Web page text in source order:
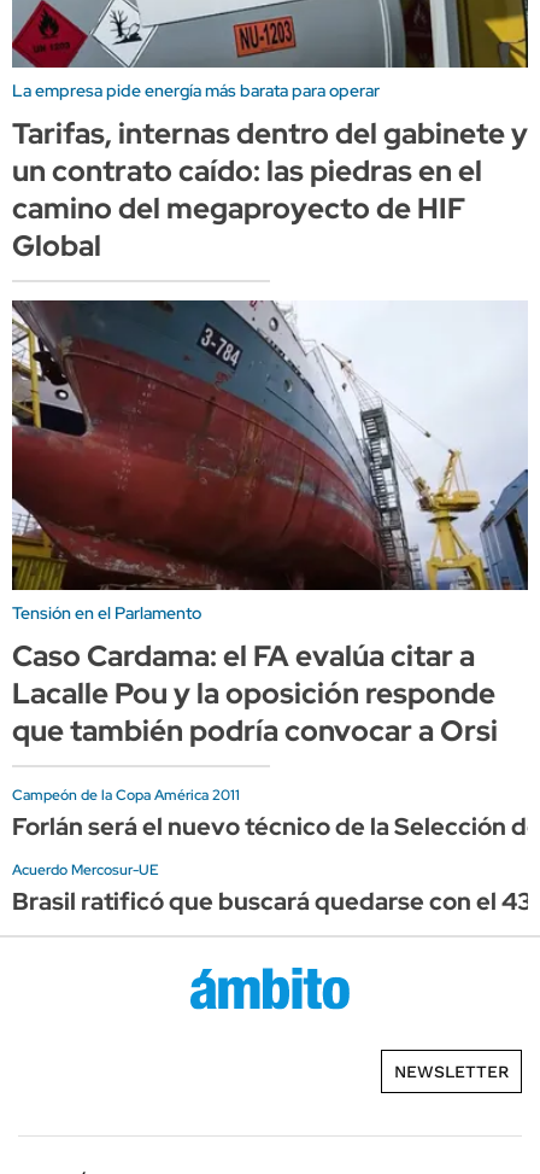
La empresa pide energía más barata para operar
Tarifas, internas dentro del gabinete y
un contrato caído: las piedras en el
camino del megaproyecto de HIF
Global
Tensión en el Parlamento
Caso Cardama: el FA evalúa citar a
Lacalle Pou y la oposición responde
que también podría convocar a Orsi
Campeón de la Copa América 2011
Forlán será el nuevo técnico de la Selección
Acuerdo Mercosur-UE
Brasil ratificó que buscará quedarse con el
NEWSLETTER